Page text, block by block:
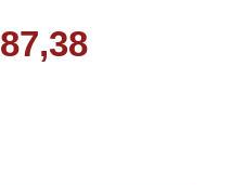
87,38